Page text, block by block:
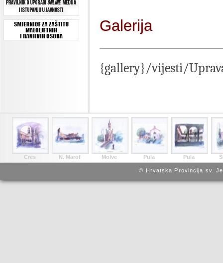
Galerija
{gallery}/vijesti/
Cres N. Marof Molve Pula Pula
© Hrvatska Provincija sv.